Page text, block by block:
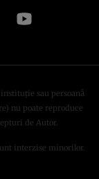
sau persoană
nu poate reproduce
de Autor.
interzise minorilor.